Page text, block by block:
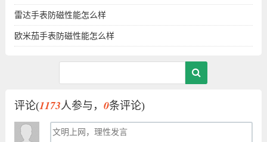
雷达手表防磁性能怎么样
欧米茄手表防磁性能怎么样
评论(1173人参与， 0条评论)